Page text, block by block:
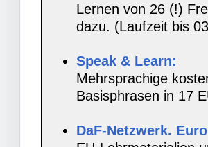
Lernen von 26 (!)
dazu. (Laufzeit bis
Speak & Learn:
Mehrsprachige
Basisphrasen in 17
DaF-Netzwerk.